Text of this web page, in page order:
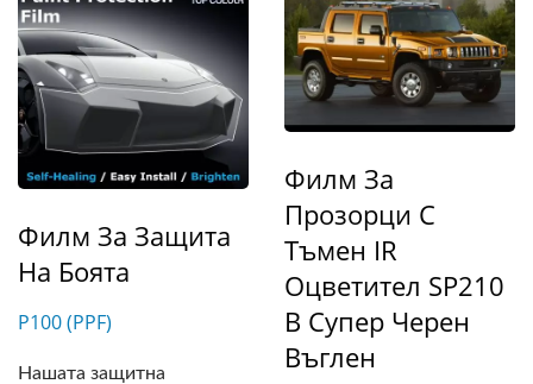
Филм За Защита
На Боята
P100 (PPF)
Нашата защитна
Филм За
Прозорци С
Тъмен IR
Оцветител SP210
В Супер Черен
Въглен